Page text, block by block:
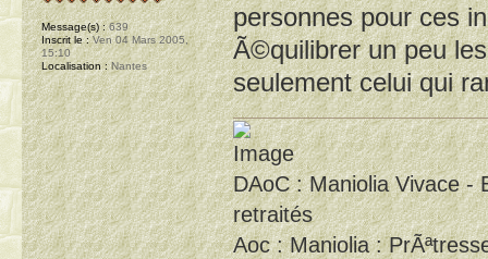
personnes pour ces
Ã©quilibrer un peu
seulement celui qui
DAoC : Maniolia Vivace -
retraités
Aoc : Maniolia :
Message(s) :639
Inscrit le :Ven 04 Mars 2005,
15:10
Localisation :Nantes